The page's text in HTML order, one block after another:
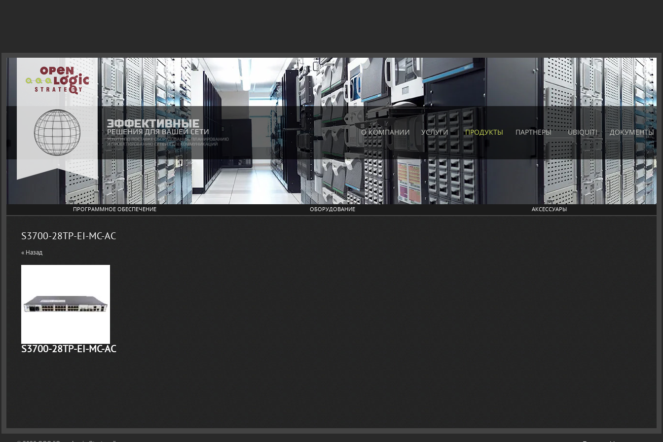
О КОМПАНИИ УСЛУГИ ПРОДУКТЫ ПАРТНЕРЫ UBIQUITI ДОКУМЕНТЫ
ПРОГРАММНОЕ ОБЕСПЕЧЕНИЕ ОБОРУДОВАНИЕ АКСЕССУАРЫ
S3700-28TP-EI-MC-AC
« Назад
S3700-28TP-EI-MC-AC